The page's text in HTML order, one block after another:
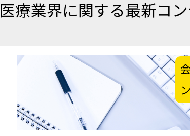
医療業界に関する最新コ